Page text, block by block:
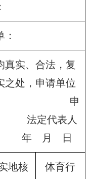
真实、合法，复
之处，申请单位
后果。 申
定代表人
月 日
地核
体育行